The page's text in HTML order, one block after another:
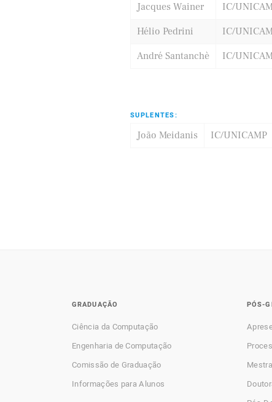
Jacques Wainer
IC/
Hélio Pedrini
IC/
André Santanchè
IC/
SUPLENTES:
João Meidanis IC/UNICAMP
GRADUAÇÃO
Ciência da Computação
Engenharia de Computação
Comissão de Graduação
Informações para Alunos
PÓS-